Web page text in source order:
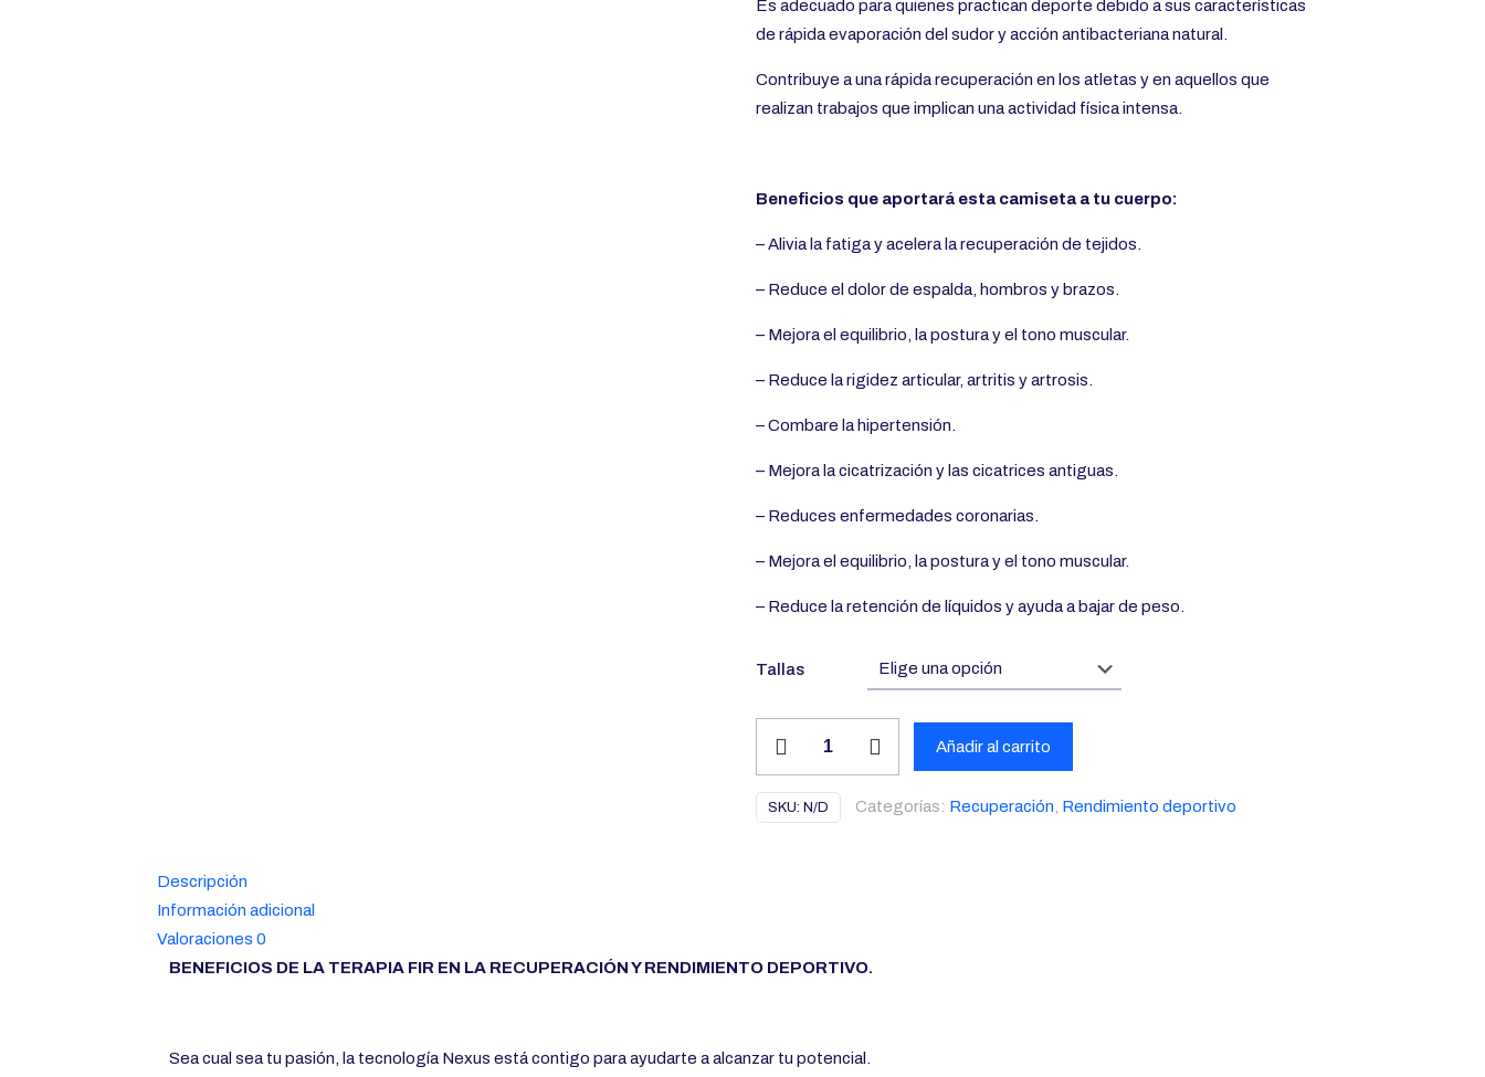
Es adecuado para quienes practican deporte debido a sus características
de rápida evaporación del sudor y acción antibacteriana natural.
Contribuye a una rápida recuperación en los atletas y en aquellos que
realizan trabajos que implican una actividad física intensa.
Beneficios que aportará esta camiseta a tu cuerpo:
– Alivia la fatiga y acelera la recuperación de tejidos.
– Reduce el dolor de espalda, hombros y brazos.
– Mejora el equilibrio, la postura y el tono muscular.
– Reduce la rigidez articular, artritis y artrosis.
– Combare la hipertensión.
– Mejora la cicatrización y las cicatrices antiguas.
– Reduces enfermedades coronarias.
– Mejora el equilibrio, la postura y el tono muscular.
– Reduce la retención de líquidos y ayuda a bajar de peso.
Tallas
para
Hombre
cantidad
Añadir al carrito
SKU: N/D Categorías: Recuperación Rendimiento deportivo
Descripción
Información adicional
Valoraciones 0
BENEFICIOS DE LA TERAPIA FIR EN LA RECUPERACIÓN Y RENDIMIENTO DEPORTIVO.
Sea cual sea tu pasión, la tecnología Nexus está contigo para ayudarte a alcanzar tu potencial.